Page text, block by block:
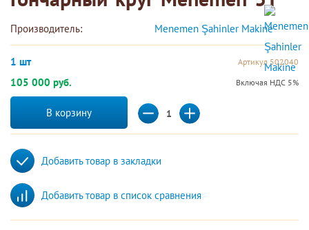
Производитель: Menemen Şahinler Makine
1 шт Артикул 502040
105 000 руб. Включая НДС 5%
В корзину
Добавить товар в закладки
Добавить товар в список сравнения